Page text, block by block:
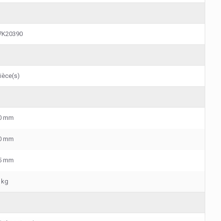
mm
mm
mm
kg